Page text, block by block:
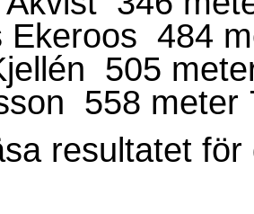
Ekeroos 484
505
558 meter
resultatet